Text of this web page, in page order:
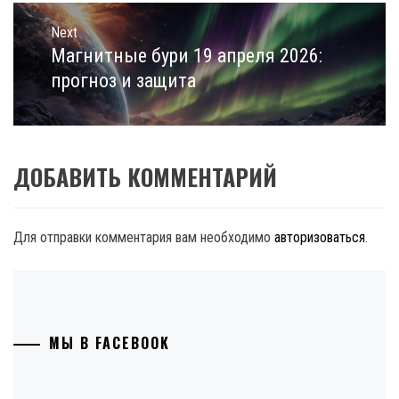
Next
Next
post:
Магнитные бури 19 апреля 2026:
прогноз и защита
ДОБАВИТЬ КОММЕНТАРИЙ
Для отправки комментария вам необходимо авторизоваться.
МЫ В FACEBOOK